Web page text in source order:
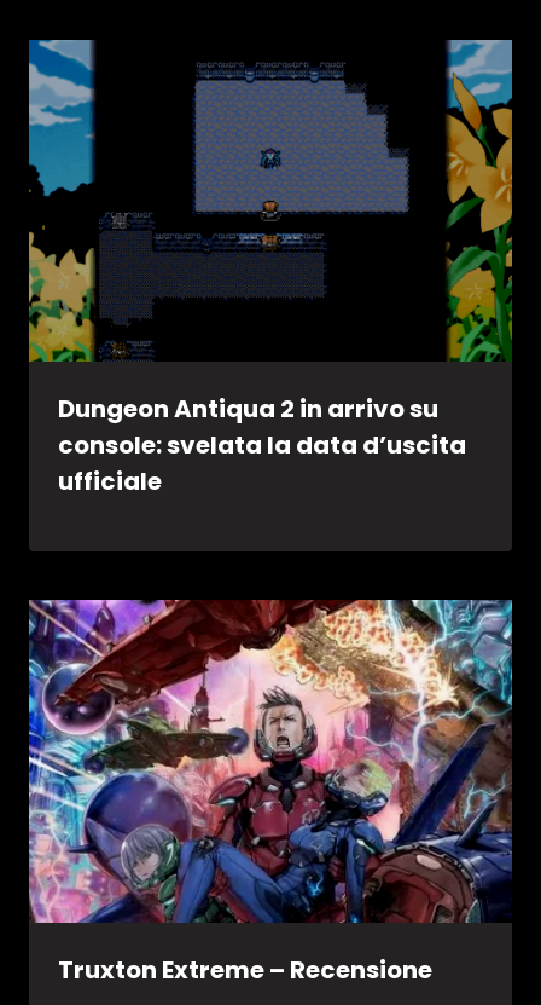
Dungeon Antiqua 2 in arrivo su
console: svelata la data d’uscita
ufficiale
Truxton Extreme – Recensione